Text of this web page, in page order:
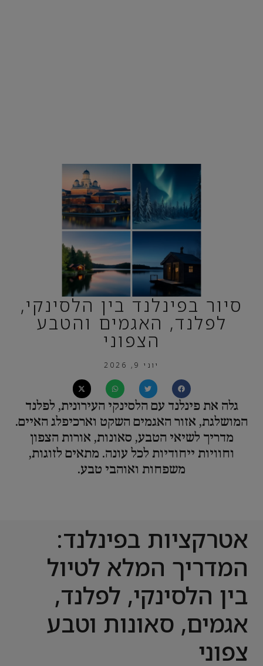
סיור בפינלנד בין הלסינקי,
לפלנד, האגמים והטבע
הצפוני
יוני 9, 2026
גלה את פינלנד עם הלסינקי העירונית, לפלנד
המושלגת, אזור האגמים השקט וארכיפלג האיים.
מדריך לשיאי הטבע, סאונות, אורות הצפון
וחוויות ייחודיות לכל עונה. מתאים לזוגות,
משפחות ואוהבי טבע.
אטרקציות בפינלנד:
המדריך המלא לטיול
בין הלסינקי, לפלנד,
אגמים, סאונות וטבע
צפוני